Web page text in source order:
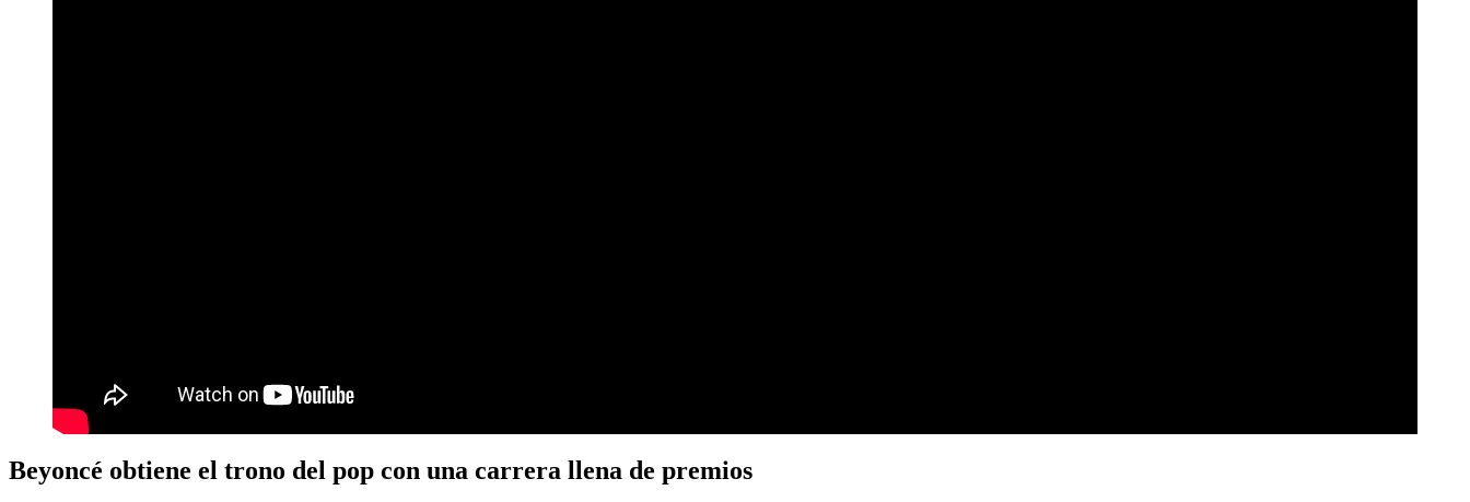
Beyoncé obtiene el trono del pop con una carrera llena de premios